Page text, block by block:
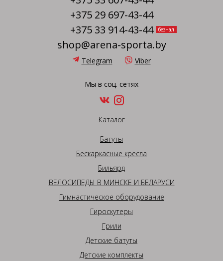
+375 29 697-43-44
+375 33 914-43-44
безнал
shop@arena-sporta.by
Telegram Viber
Мы в соц. сетях
Каталог
Батуты
Бескаркасные кресла
Бильярд
ВЕЛОСИПЕДЫ В МИНСКЕ И БЕЛАРУСИ
Гимнастическое оборудование
Гироскутеры
Грили
Детские батуты
Детские комплекты